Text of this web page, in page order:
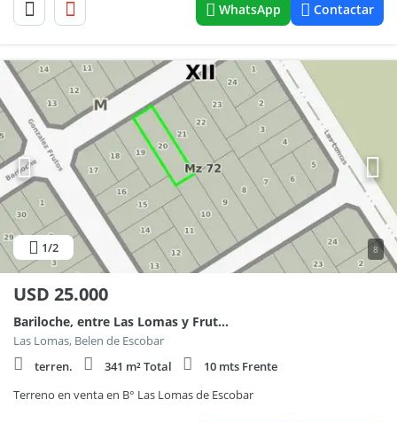
WhatsApp Contactar
1/2 8
USD 25.000
Bariloche, entre Las Lomas y Frutos Gonzalez
Las Lomas, Belen de Escobar
terren.
341 m² Total
10 mts Frente
Terreno en venta en B° Las Lomas de Escobar